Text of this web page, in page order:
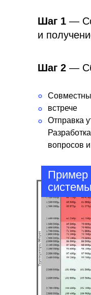
Шаг 1 —
и
Шаг 2 —
встрече
Отправка
вопросов
°
°
°
Пример